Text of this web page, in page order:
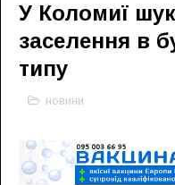
У Коломиї
заселення в
типу
новини